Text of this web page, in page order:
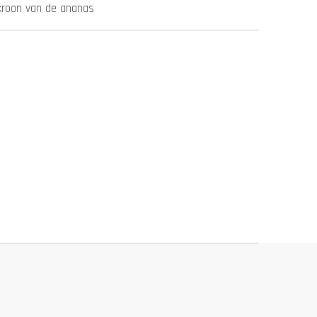
van de ananas